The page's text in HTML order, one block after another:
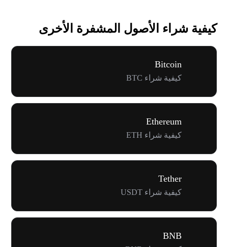
كيفية شراء الأصول المشفرة الأخرى
Bitcoin
كيفية شراء BTC
Ethereum
كيفية شراء ETH
Tether
كيفية شراء USDT
BNB